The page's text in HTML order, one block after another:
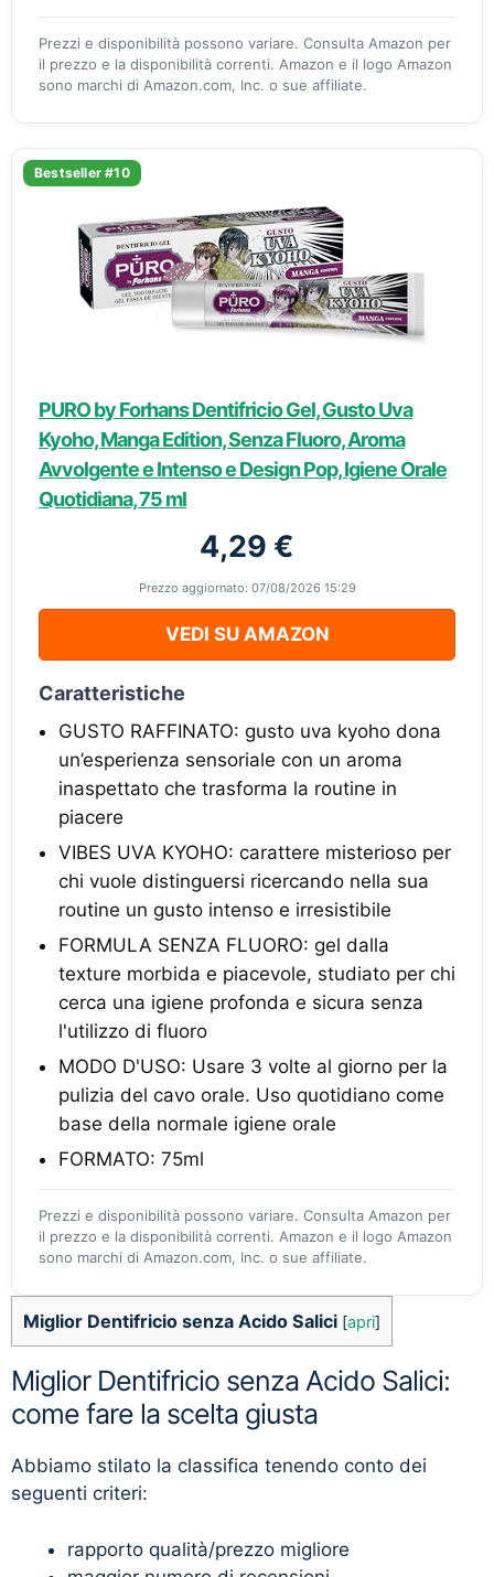
Prezzi e disponibilità possono variare. Consulta Amazon per
il prezzo e la disponibilità correnti. Amazon e il logo Amazon
sono marchi di Amazon.com, Inc. o sue affiliate.
Bestseller #10
PURO by Forhans Dentifricio Gel, Gusto Uva
Kyoho, Manga Edition, Senza Fluoro, Aroma
Avvolgente e Intenso e Design Pop, Igiene Orale
Quotidiana, 75 ml
4,29 €
Prezzo aggiornato: 07/08/2026 15:29
VEDI SU AMAZON
Caratteristiche
GUSTO RAFFINATO: gusto uva kyoho dona
un’esperienza sensoriale con un aroma
inaspettato che trasforma la routine in
piacere
VIBES UVA KYOHO: carattere misterioso per
chi vuole distinguersi ricercando nella sua
routine un gusto intenso e irresistibile
FORMULA SENZA FLUORO: gel dalla
texture morbida e piacevole, studiato per chi
cerca una igiene profonda e sicura senza
l'utilizzo di fluoro
MODO D'USO: Usare 3 volte al giorno per la
pulizia del cavo orale. Uso quotidiano come
base della normale igiene orale
FORMATO: 75ml
Prezzi e disponibilità possono variare. Consulta Amazon per
il prezzo e la disponibilità correnti. Amazon e il logo Amazon
sono marchi di Amazon.com, Inc. o sue affiliate.
Miglior Dentifricio senza Acido Salici [apri]
Miglior Dentifricio senza Acido Salici:
come fare la scelta giusta
Abbiamo stilato la classifica tenendo conto dei
seguenti criteri:
rapporto qualità/prezzo migliore